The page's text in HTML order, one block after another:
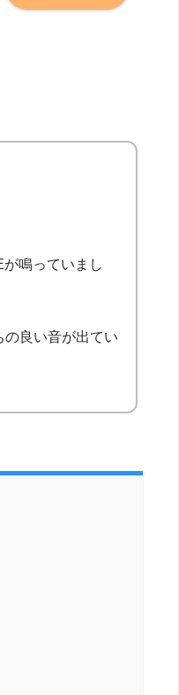
鳴っていまし
良い音が出てい